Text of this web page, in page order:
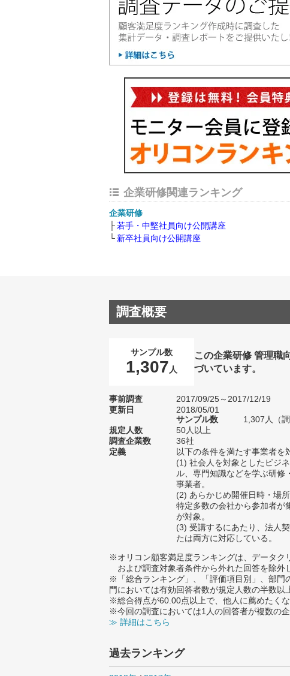
企業研修関連ランキング
企業研修
若手・中堅社員向け公開講座
新卒社員向け公開講座
調査概要
サンプル数
1,307 人
この企業研修 管理職
づいています。
事前調査
2017/09/25～2017/12/19
更新日
2018/05/01
サンプル数
1,307人（
規定人数
50人以上
調査企業数
36社
定義
以下の条件を満たす事業者を
(1) 社会人を対象としたビジ
ル、専門知識などを学ぶ研修
事業者。
(2) あらかじめ開催日時・場
特定多数の会社から参加者が
が対象。
(3) 受講するにあたり、法人
たは両方に対応している。
※オリコン顧客満足度ランキングは、データク
および調査対象者条件から外れた回答を除外
※「総合ランキング」、「評価項目別」、部門
門においては有効回答者数が規定人数の半数以
※総合得点が60.00点以上で、他人に薦めたく
※今回の調査においては1人の回答者が複数の
≫ 詳細はこちら
過去ランキング